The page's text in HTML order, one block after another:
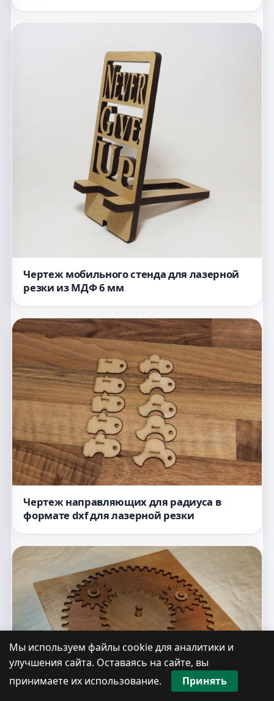
Чертеж мобильного стенда для лазерной
резки из МДФ 6 мм
Чертеж направляющих для радиуса в
формате dxf для лазерной резки
Мы используем файлы cookie для аналитики и
улучшения сайта. Оставаясь на сайте, вы
принимаете их использование.
Принять